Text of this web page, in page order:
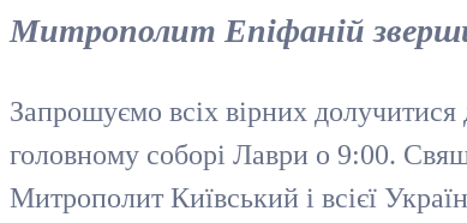
Митрополит Епіфаній
Запрошуємо всіх вірних долучитися
головному соборі Лаври о 9:00.
Митрополит Київський і всієї